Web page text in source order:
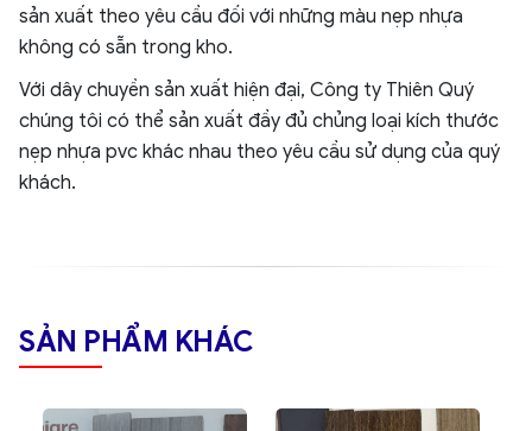
sản xuất theo yêu cầu đối với những màu nẹp nhựa
không có sẵn trong kho.
Với dây chuyền sản xuất hiện đại, Công ty Thiên Quý
chúng tôi có thể sản xuất đầy đủ chủng loại kích thước
nẹp nhựa pvc khác nhau theo yêu cầu sử dụng của quý
khách.
SẢN PHẨM KHÁC